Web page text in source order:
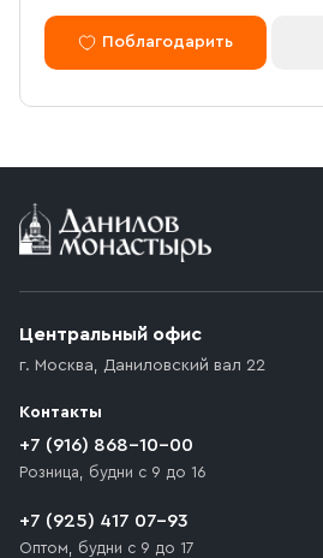
Поблагодарить
Центральный офис
г. Москва, Даниловский вал 22
Контакты
+7 (916) 868-10-00
Розница, будни с 9 до 16
+7 (925) 417 07-93
Оптом, будни с 9 до 17